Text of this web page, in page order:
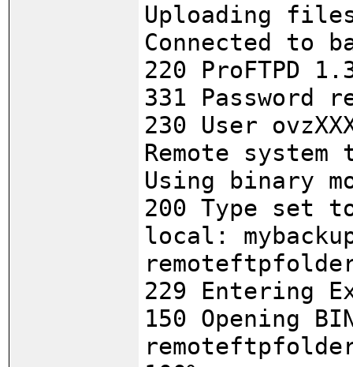
Uploading
Connected to
220 ProFTPD
331 Password
230 User
Remote
Using binary
200 Type set
local:
229 Entering
150 Opening